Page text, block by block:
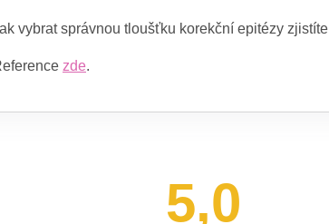
vybrat správnou tloušťku korekční epitézy zjistíte
zde.
5,0